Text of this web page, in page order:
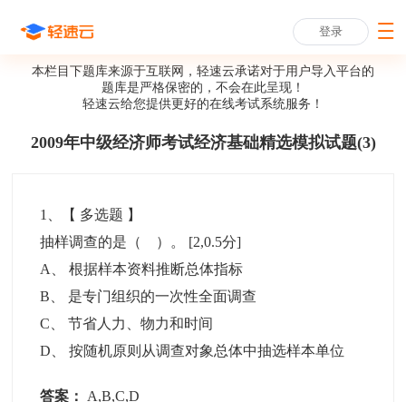
登录
本栏目下题库来源于互联网，轻速云承诺对于用户导入平台的
题库是严格保密的，不会在此呈现！
轻速云给您提供更好的在线考试系统服务！
2009年中级经济师考试经济基础精选模拟试题(3)
1 、【 多选题 】
抽样调查的是（ ）。 [2,0.5分]
A
、根据样本资料推断总体指标
B
是专门组织的一次性全面调查
C 、节省人力、物力和时间
D 、按随机原则从调查对象总体中抽选样本单位
答案： A,B,C,D